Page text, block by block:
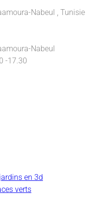
Nabeul , Tunisie
Nabeul
-17.30
en 3d
verts